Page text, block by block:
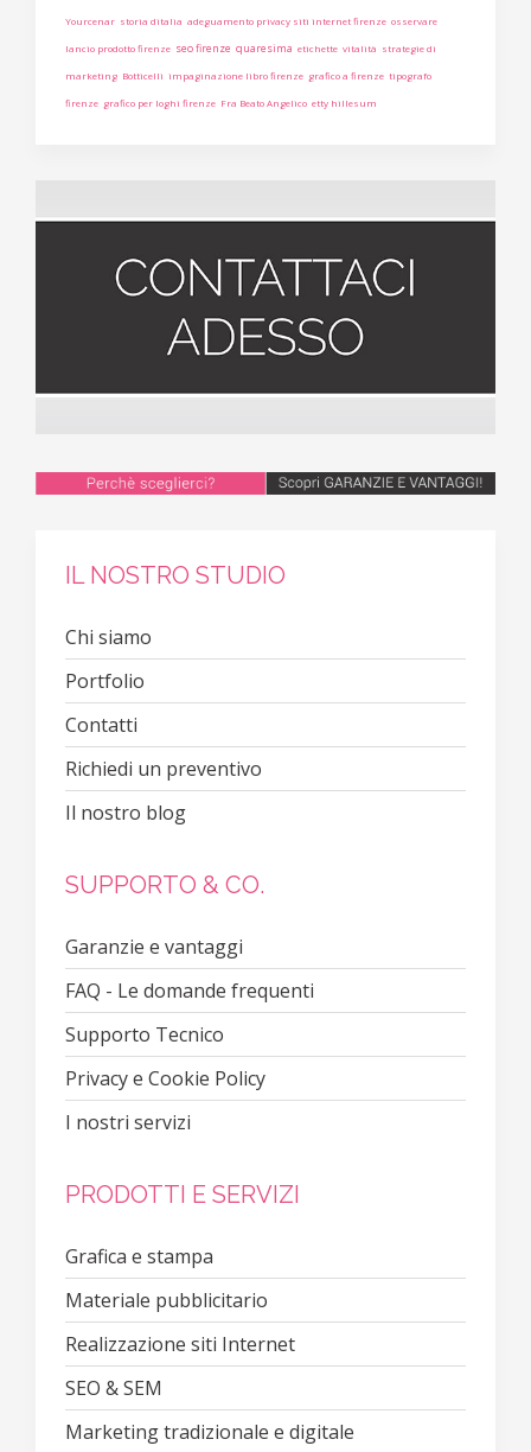
Yourcenar storia ditalia adeguamento privacy siti internet firenze osservare
lancio prodotto firenze seo firenze quaresima etichette vitalità strategie di
marketing Botticelli impaginazione libro firenze grafico a firenze tipografo
firenze grafico per loghi firenze Fra Beato Angelico etty hillesum
IL NOSTRO STUDIO
Chi siamo
Portfolio
Contatti
Richiedi un preventivo
Il nostro blog
SUPPORTO & CO.
Garanzie e vantaggi
FAQ - Le domande frequenti
Supporto Tecnico
Privacy e Cookie Policy
I nostri servizi
PRODOTTI E SERVIZI
Grafica e stampa
Materiale pubblicitario
Realizzazione siti Internet
SEO & SEM
Marketing tradizionale e digitale